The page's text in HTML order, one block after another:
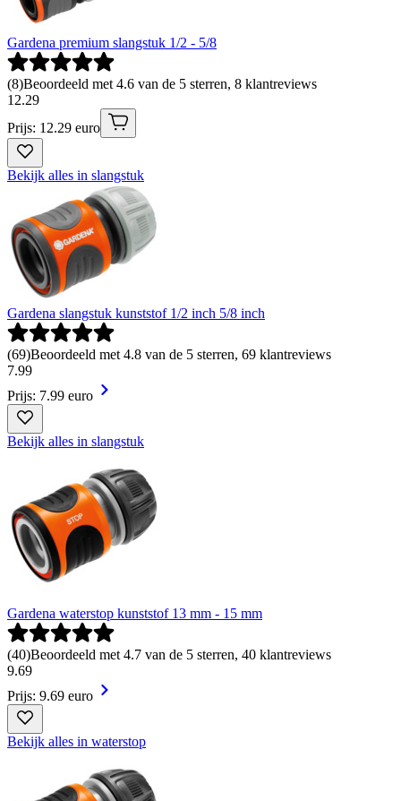
Gardena premium slangstuk 1/2 - 5/8
(8)Beoordeeld met 4.6 van de 5 sterren, 8 klantreviews
12.29
Prijs: 12.29 euro
Bekijk alles in slangstuk
Gardena slangstuk kunststof 1/2 inch 5/8 inch
(69)Beoordeeld met 4.8 van de 5 sterren, 69 klantreviews
7.99
Prijs: 7.99 euro
Bekijk alles in slangstuk
Gardena waterstop kunststof 13 mm - 15 mm
(40)Beoordeeld met 4.7 van de 5 sterren, 40 klantreviews
9.69
Prijs: 9.69 euro
Bekijk alles in waterstop